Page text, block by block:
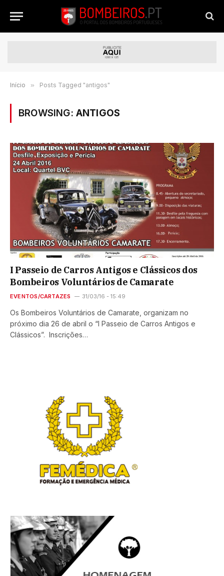
Início » Posts Tagged "antigos"
BROWSING: ANTIGOS
I Passeio de Carros Antigos e Clássicos dos
Bombeiros Voluntários de Camarate
EVENTOS/CARTAZES 31/03/16 - 15:49
Os Bombeiros Voluntários de Camarate, organizam no
próximo dia 26 de abril o “I Passeio de Carros Antigos e
Clássicos”. Inscrições…